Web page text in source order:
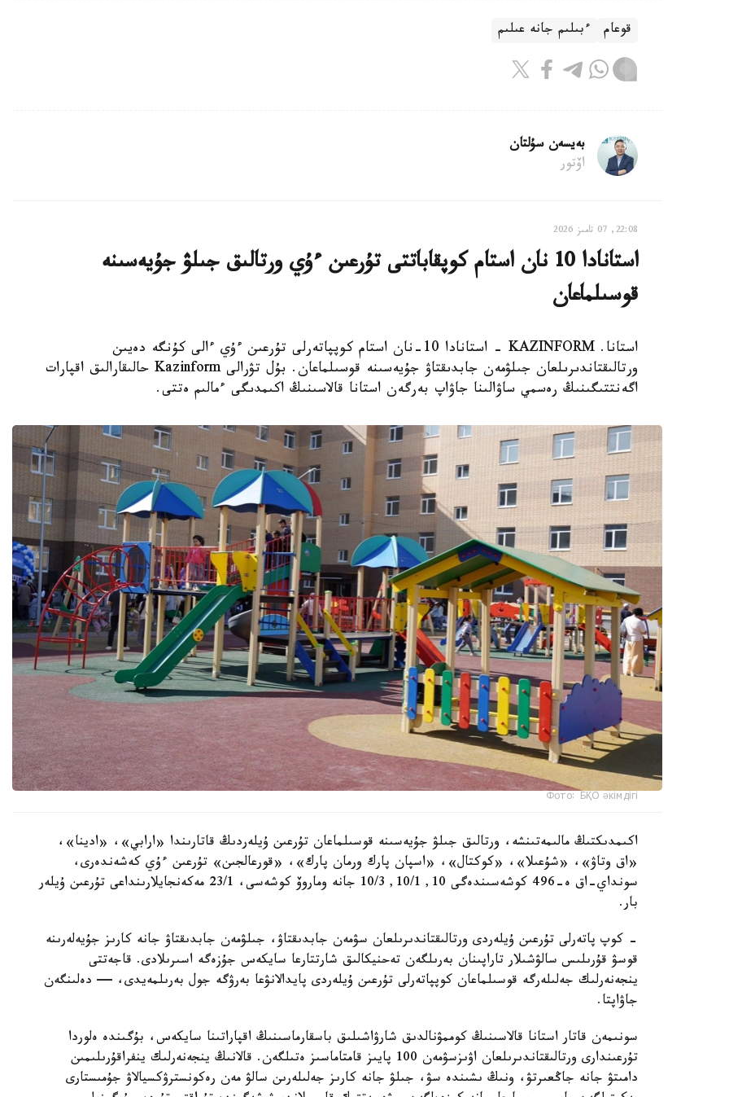
قوعام ءبىلىم جانە عىلىم
بەيسەن سۇلتان
اۆتور
22:08, 07 تامىز 2026
استانادا 10 نان استام كوپقاباتتى تۇرعىن ءۇي ورتالىق جىلۋ جۇيەسىنە
قوسىلماعان
استانا. KAZINFORM - استانادا 10-نان استام كوپپاتەرلى تۇرعىن ءۇي ءالى كۇنگە دەيىن
ورتالىقتاندىرىلعان جىلۋمەن جابدىقتاۋ جۇيەسىنە قوسىلماعان. بۇل تۋرالى Kazinform حالىقارالىق اقپارات
اگەنتتىگىنىڭ رەسمي ساۋالىنا جاۋاپ بەرگەن استانا قالاسىنىڭ اكىمدىگى ءمالىم ەتتى.
Фото: БҚО әкімдігі
اكىمدىكتىڭ مالىمەتىنشە، ورتالىق جىلۋ جۇيەسىنە قوسىلماعان تۇرعىن ۇيلەردىڭ قاتارىندا «ارابي»، «ادينا»،
«اق وتاۋ»، «شۇعىلا»، «كوكتال»، «اسپان پارك ورمان پارك»، «قورعالجىن» تۇرعىن ءۇي كەشەندەرى،
سونداي-اق ە-496 كوشەسىندەگى 10, 10/1, 10/3 جانە وماروۆ كوشەسى، 23/1 مەكەنجايلارىنداعى تۇرعىن ۇيلەر
بار.
- كوپ پاتەرلى تۇرعىن ۇيلەردى ورتالىقتاندىرىلعان سۋمەن جابدىقتاۋ، جىلۋمەن جابدىقتاۋ جانە كارىز جۇيەلەرىنە
قوسۋ قۇرىلىس سالۋشىلار تاراپىنان بەرىلگەن تەحنيكالىق شارتتارعا سايكەس جۇزەگە اسىرىلادى. قاجەتتى
ينجەنەرلىك جەلىلەرگە قوسىلماعان كوپپاتەرلى تۇرعىن ۇيلەردى پايدالانۋعا بەرۋگە جول بەرىلمەيدى، — دەلىنگەن
جاۋاپتا.
سونىمەن قاتار استانا قالاسىنىڭ كوممۋنالدىق شارۋاشىلىق باسقارماسىنىڭ اقپاراتىنا سايكەس، بۇگىندە ەلوردا
تۇرعىندارى ورتالىقتاندىرىلعان اۋىزسۋمەن 100 پايىز قامتاماسىز ەتىلگەن. قالانىڭ ينجەنەرلىك ينفراقۇرىلىمىن
دامىتۋ جانە جاڭعىرتۋ، ونىڭ ىشىندە سۋ، جىلۋ جانە كارىز جەلىلەرىن سالۋ مەن رەكونسترۋكسيالاۋ جۇمىستارى